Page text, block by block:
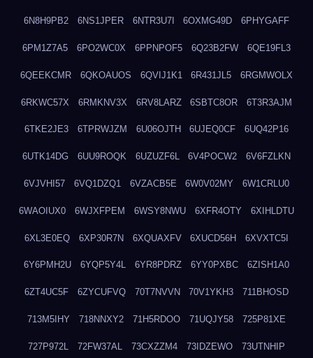
6N8H9PB2 6NS1JPER 6NTR3U7I 6OXMG49D 6PHYGAFF
6PM1Z7A5 6PO2WC0X 6PPNPOF5 6Q23B2FW 6QE19FL3
6QEEKCMR 6QKOAUOS 6QVIJ1K1 6R431JL5 6RGMWOLX
6RKWC57X 6RMKNV3X 6RV8LARZ 6SBTC8OR 6T3R3AJM
6TKE2JE3 6TPRWJZM 6U06OJTH 6UJEQ0CF 6UQ42P16
6UTK14DG 6UU9ROQK 6UZUZF6L 6V4POCW2 6V6FZLKN
6VJVHI57 6VQ1DZQ1 6VZACB5E 6W0V02MY 6W1CRLU0
6WAOIUX0 6WJXFPEM 6WSY8NWU 6XFR4OTY 6XIHLDTU
6XL3E0EQ 6XP30R7N 6XQUAXFV 6XUCD56H 6XVXTC5I
6Y6PMH2U 6YQP5Y4L 6YR8PDRZ 6YY0PXBC 6ZISH1A0
6ZT4UC5F 6ZYCUFVQ 70T7NVVN 70V1YKH3 711BHOSD
713M5IHY 718NNXY2 71H5RDOO 71UQJY58 725P81XE
727P972L 72FW37AL 73CXZZM4 73IDZEWO 73UTNHIP